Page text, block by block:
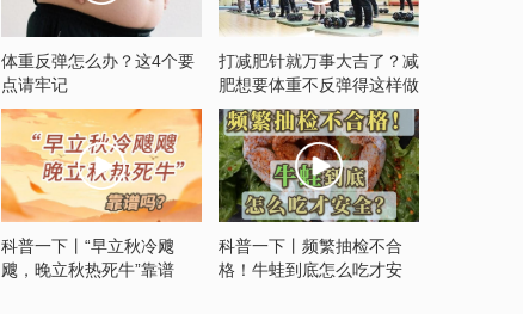
体重反弹怎么办？这4个要
点请牢记
打减肥针就万事大吉了？减
肥想要体重不反弹得这样做
科普一下丨“早立秋冷飕
飕，晚立秋热死牛”靠谱
科普一下丨频繁抽检不合
格！牛蛙到底怎么吃才安